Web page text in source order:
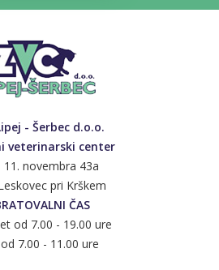
- Šerbec d.o.o.
veterinarski center
11. novembra 43a
pri Krškem
ČAS
od 7.00 - 19.00 ure
7.00 - 11.00 ure